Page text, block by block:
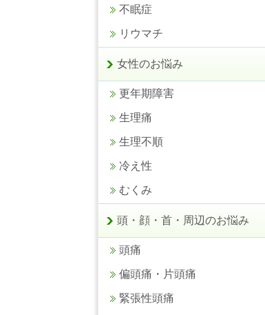
不眠症
リウマチ
女性のお悩み
更年期障害
生理痛
生理不順
冷え性
むくみ
頭・顔・首・周辺のお悩み
頭痛
偏頭痛・片頭痛
緊張性頭痛